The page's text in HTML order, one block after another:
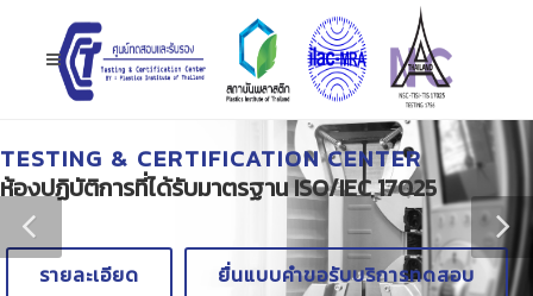
TESTING & CERTIFICATION CENTER
ห้องปฏิบัติการที่ได้รับมาตรฐาน ISO/IEC 17025
รายละเอียด ยื่นแบบคำขอรับบริการทดสอบ